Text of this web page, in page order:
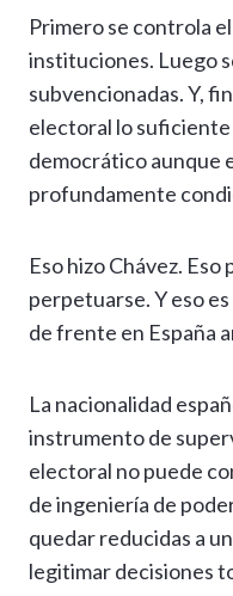
Primero se controla
instituciones. Luego
subvencionadas. Y,
electoral lo
democrático aunque
profundamente
Eso hizo Chávez.
perpetuarse. Y eso
de frente en España
La nacionalidad
instrumento de
electoral no puede
de ingeniería de
quedar reducidas a
legitimar decisiones